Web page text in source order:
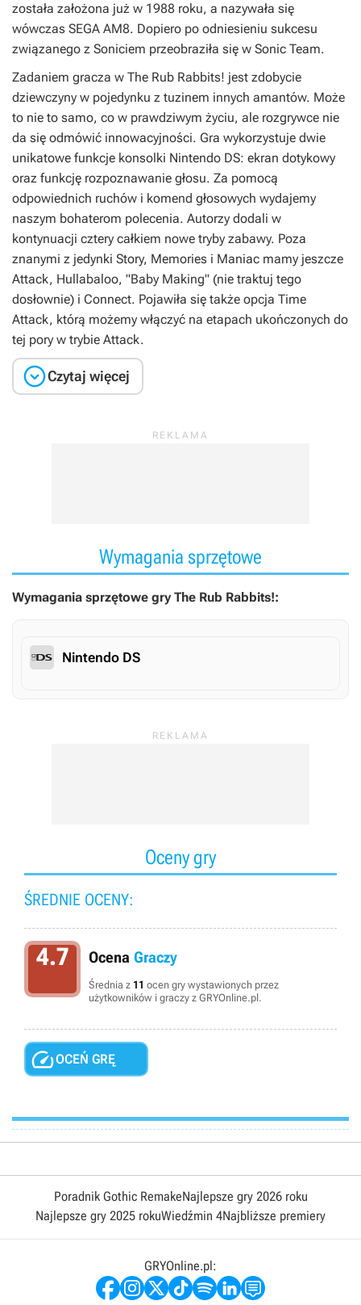
została założona już w 1988 roku, a nazywała się
wówczas SEGA AM8. Dopiero po odniesieniu sukcesu
związanego z Soniciem przeobraziła się w Sonic Team.
Zadaniem gracza w The Rub Rabbits! jest zdobycie
dziewczyny w pojedynku z tuzinem innych amantów. Może
to nie to samo, co w prawdziwym życiu, ale rozgrywce nie
da się odmówić innowacyjności. Gra wykorzystuje dwie
unikatowe funkcje konsolki Nintendo DS: ekran dotykowy
oraz funkcję rozpoznawanie głosu. Za pomocą
odpowiednich ruchów i komend głosowych wydajemy
naszym bohaterom polecenia. Autorzy dodali w
kontynuacji cztery całkiem nowe tryby zabawy. Poza
znanymi z jedynki Story, Memories i Maniac mamy jeszcze
Attack, Hullabaloo, "Baby Making" (nie traktuj tego
dosłownie) i Connect. Pojawiła się także opcja Time
Attack, którą możemy włączyć na etapach ukończonych do
tej pory w trybie Attack.
Czytaj więcej
Wymagania sprzętowe
Wymagania sprzętowe gry The Rub Rabbits!:
Nintendo DS
Oceny gry
ŚREDNIE OCENY:
4.7 Ocena Graczy
Średnia z 11 ocen gry wystawionych przez
użytkowników i graczy z GRYOnline.pl.
OCEŃ GRĘ
Poradnik Gothic RemakeNajlepsze gry 2026 roku
Najlepsze gry 2025 rokuWiedźmin 4Najbliższe premiery
GRYOnline.pl: